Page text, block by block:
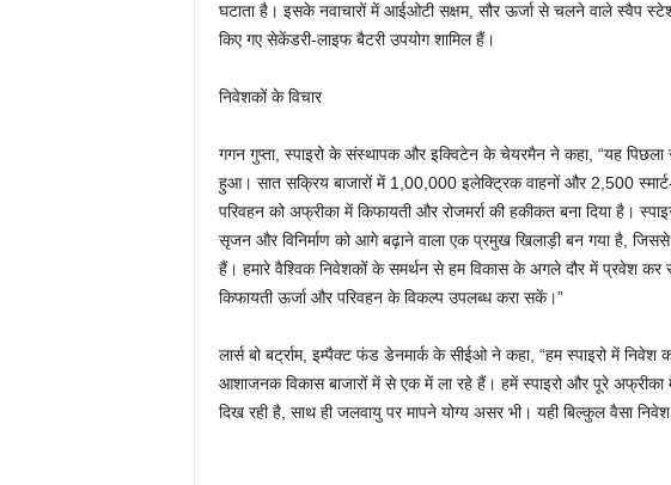
घटाता है। इसके नवाचारों में आईओटी सक्षम, सौर ऊर्जा से चलने वाले स्वैप
किए गए सेकेंडरी-लाइफ बैटरी उपयोग शामिल हैं।
निवेशकों के विचार
गगन गुप्ता, स्पाइरो के संस्थापक और इक्विटेन के चेयरमैन ने कहा, “यह पिछला
हुआ। सात सक्रिय बाजारों में 1,00,000 इलेक्ट्रिक वाहनों और 2,500
परिवहन को अफ्रीका में किफायती और रोजमर्रा की हकीकत बना दिया है।
सृजन और विनिर्माण को आगे बढ़ाने वाला एक प्रमुख खिलाड़ी बन गया है,
हैं। हमारे वैश्विक निवेशकों के समर्थन से हम विकास के अगले दौर में प्रवेश कर
किफायती ऊर्जा और परिवहन के विकल्प उपलब्ध करा सकें।”
लार्स बो बर्ट्राम, इम्पैक्ट फंड डेनमार्क के सीईओ ने कहा, “हम स्पाइरो में
आशाजनक विकास बाजारों में से एक में ला रहे हैं। हमें स्पाइरो और पूरे अफ्रीका
दिख रही है, साथ ही जलवायु पर मापने योग्य असर भी। यही बिल्कुल वैसा